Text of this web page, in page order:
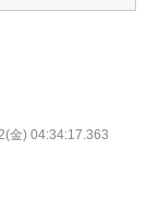
金) 04:34:17.363